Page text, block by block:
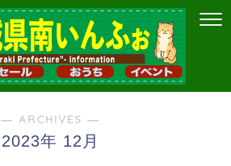
― ARCHIVES ―
2023年 12月